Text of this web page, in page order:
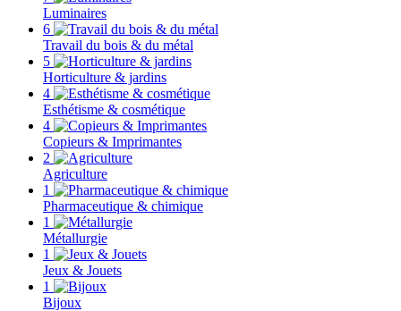
Luminaires
6
Travail du bois & du métal
5
Horticulture & jardins
4
Esthétisme & cosmétique
4
Copieurs & Imprimantes
2
Agriculture
1
Pharmaceutique & chimique
1
Métallurgie
1
Jeux & Jouets
1
Bijoux